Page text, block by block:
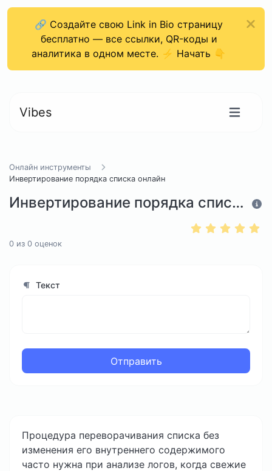
🔗 Создайте свою Link in Bio страницу
бесплатно — все ссылки, QR-коды и
аналитика в одном месте. ⚡ Начать 👇
Vibes
Онлайн инструменты
Инвертирование порядка списка онлайн
Инвертирование порядка списка онлайн
0 из 0 оценок
Текст
Отправить
Процедура переворачивания списка без
изменения его внутреннего содержимого
часто нужна при анализе логов, когда свежие